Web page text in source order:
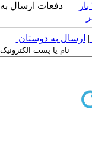
| دفعات ارسال به
ارسال به دوستان|